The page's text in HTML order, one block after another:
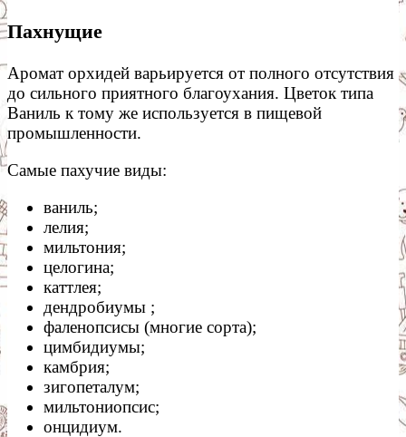
Пахнущие
Аромат орхидей варьируется от полного отсутствия
до сильного приятного благоухания. Цветок типа
Ваниль к тому же используется в пищевой
промышленности.
Самые пахучие виды:
ваниль;
лелия;
мильтония;
целогина;
каттлея;
дендробиумы ;
фаленопсисы (многие сорта);
цимбидиумы;
камбрия;
зигопеталум;
мильтониопсис;
онцидиум.